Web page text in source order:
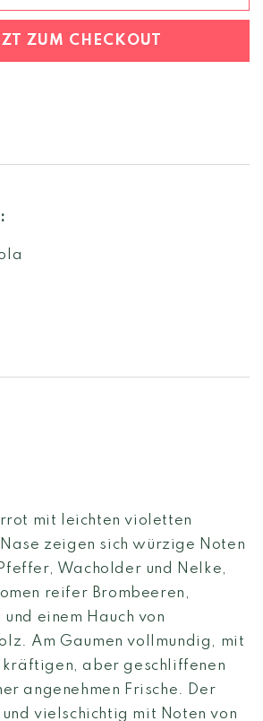
ZUM CHECKOUT
mit leichten violetten
zeigen sich würzige Noten
Wacholder und Nelke,
reifer Brombeeren,
einem Hauch von
Am Gaumen vollmundig, mit
aber geschliffenen
angenehmen Frische. Der
vielschichtig mit Noten von